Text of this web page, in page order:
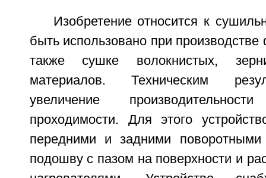
Изобретение относится к
быть использовано при
также сушке волокнистых,
материалов. Техническим
увеличение
проходимости. Для этого
передними и задними
подошву с пазом на поверхности и